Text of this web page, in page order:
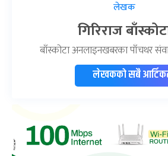
लेखक
गिरिराज
बाँस्कोटा अनलाइनखबरका पाँचथर
लेखकको सबै